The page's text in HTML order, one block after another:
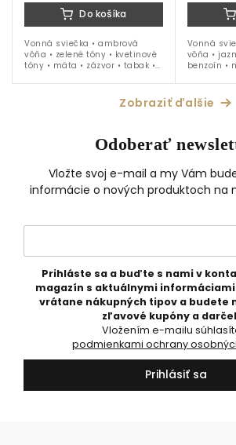
Do košíka
Vonná sviečka • ambrová
vôňa • zelené tóny • kvetinové
tóny • mäta • zázvor • tabak •
veľkosť Classic - 270 g náplň
Vonná
vôňa •
benzoín •
270 g
Zobraziť ďalšie
Odoberať
Vložte svoj e-mail a my Vám
informácie o nových produktoch na
Prihláste sa a buďte s nami v
magazín s aktuálnymi informáciami
vrátane nákupných tipov a budete
zľavové kupóny a
podmienkami ochrany
Prihlásiť sa